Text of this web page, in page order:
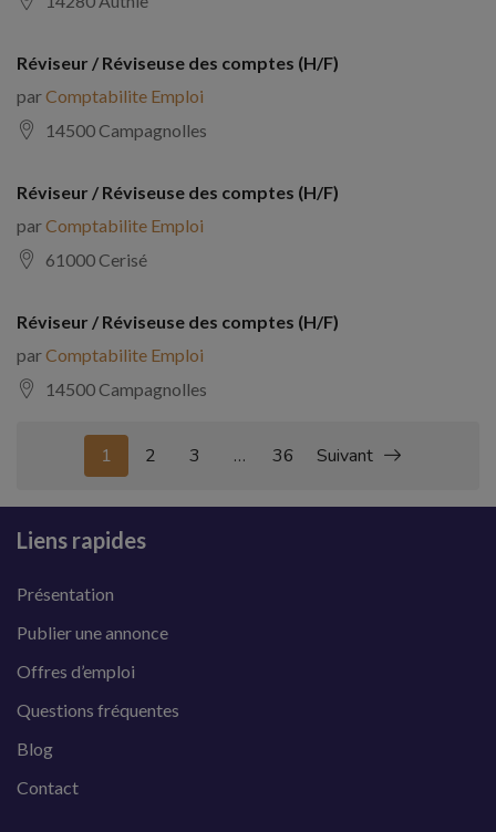
Réviseur / Réviseuse des comptes (H/F)
parComptabilite Emploi
14500 Campagnolles
Réviseur / Réviseuse des comptes (H/F)
parComptabilite Emploi
61000 Cerisé
Réviseur / Réviseuse des comptes (H/F)
parComptabilite Emploi
14500 Campagnolles
1 2 3 … 36 Suivant
Liens rapides
Présentation
Publier une annonce
Offres d’emploi
Questions fréquentes
Blog
Contact